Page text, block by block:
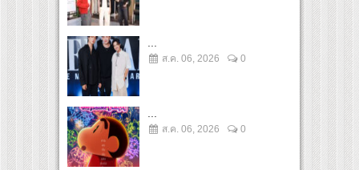
ส.ค. 06, 2026 0
ส.ค. 06, 2026 0